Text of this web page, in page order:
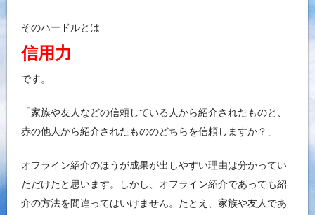
そのハードルとは
信用力
です。
「家族や友人などの信頼している人から紹介されたものと、
赤の他人から紹介されたもののどちらを信頼しますか？」
オフライン紹介のほうが成果が出しやすい理由は分かってい
ただけたと思います。しかし、オフライン紹介であっても紹
介の方法を間違ってはいけません。たとえ、家族や友人であ